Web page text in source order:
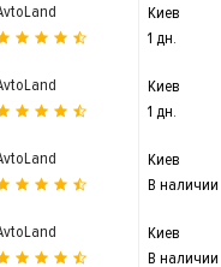
Киев
1 дн.
Киев
1 дн.
Киев
В наличии
Киев
В наличии